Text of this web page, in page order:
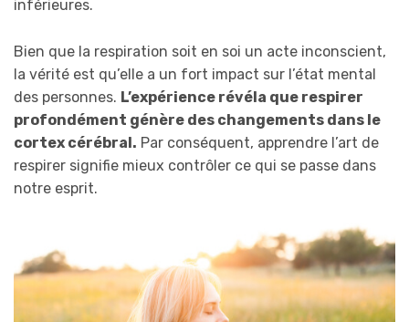
inférieures.
Bien que la respiration soit en soi un acte inconscient,
la vérité est qu’elle a un fort impact sur l’état mental
des personnes. L’expérience révéla que respirer
profondément génère des changements dans le
cortex cérébral. Par conséquent, apprendre l’art de
respirer signifie mieux contrôler ce qui se passe dans
notre esprit.